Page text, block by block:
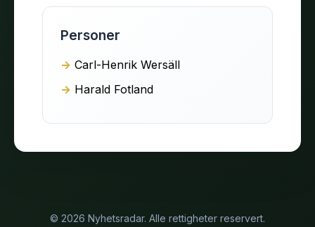
Personer
Carl-Henrik Wersäll
Harald Fotland
© 2026 Nyhetsradar. Alle rettigheter reservert.